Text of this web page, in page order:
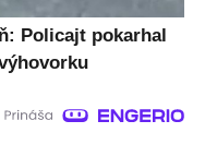
Policajt pokarhal